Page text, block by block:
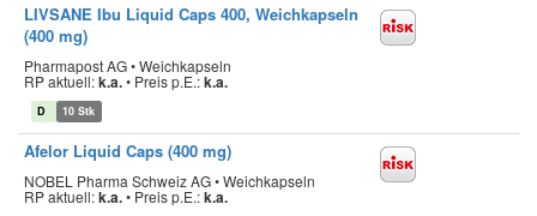
LIVSANE Ibu Liquid Caps 400, Weichkapseln
(400 mg)
Pharmapost AG • Weichkapseln
RP aktuell:k.a.• Preis p.E.:k.a.
D 10 Stk
Afelor Liquid Caps (400 mg)
NOBEL Pharma Schweiz AG • Weichkapseln
RP aktuell:k.a.• Preis p.E.:k.a.